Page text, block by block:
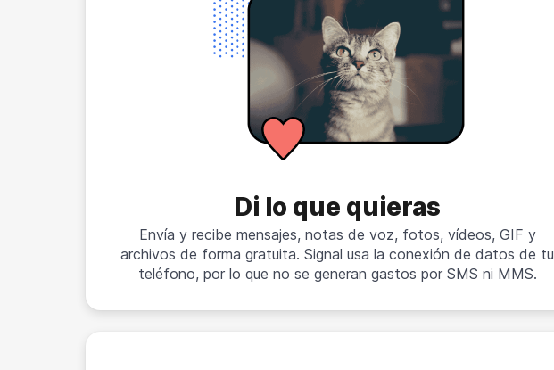
Di lo que quieras
Envía y recibe mensajes, notas de voz, fotos, vídeos, GIF y
archivos de forma gratuita. Signal usa la conexión de datos de tu
teléfono, por lo que no se generan gastos por SMS ni MMS.